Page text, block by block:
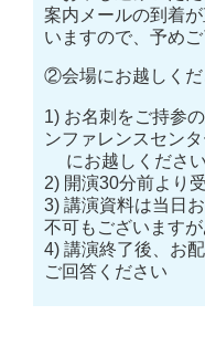
案内メールの到着
いますので、予め
②会場にお越しくだ
1) お名刺をご持参
ンファレンスセンタ
にお越しください
2) 開演30分前より
3) 講演資料は当日
不可もございます
4) 講演終了後、お
ご回答ください